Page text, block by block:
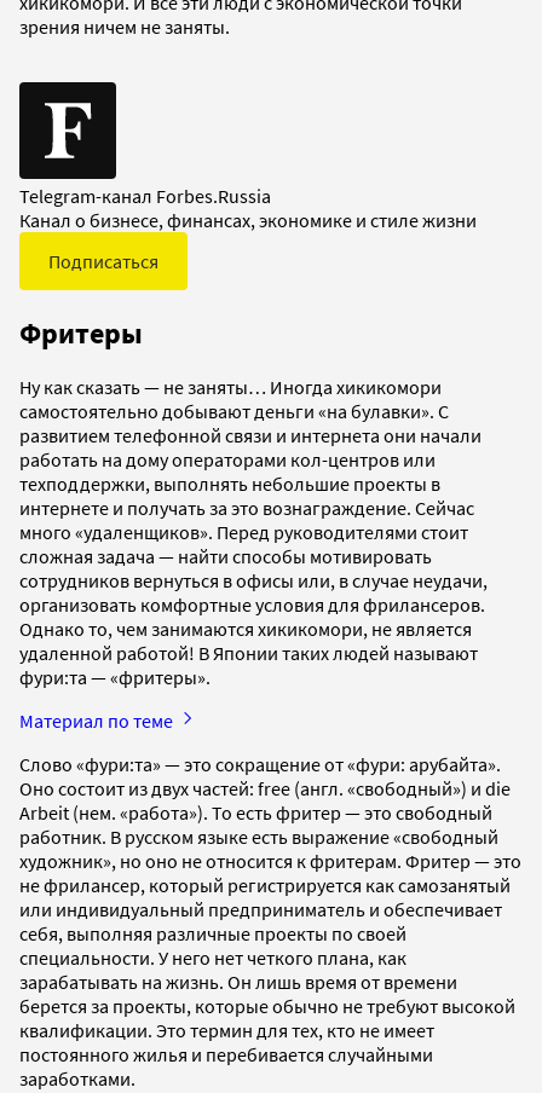
зрения ничем не заняты.
Telegram-канал Forbes.Russia
Канал о бизнесе, финансах, экономике и стиле жизни
Подписаться
Фритеры
Ну как сказать — не заняты… Иногда хикикомори
самостоятельно добывают деньги «на булавки». С
развитием телефонной связи и интернета они начали
работать на дому операторами кол-центров или
техподдержки, выполнять небольшие проекты в
интернете и получать за это вознаграждение. Сейчас
много «удаленщиков». Перед руководителями стоит
сложная задача — найти способы мотивировать
сотрудников вернуться в офисы или, в случае неудачи,
организовать комфортные условия для фрилансеров.
Однако то, чем занимаются хикикомори, не является
удаленной работой! В Японии таких людей называют
фури:та — «фритеры».
Материал по теме
Слово «фури:та» — это сокращение от «фури: арубайта».
Оно состоит из двух частей: free (англ. «свободный») и die
Arbeit (нем. «работа»). То есть фритер — это свободный
работник. В русском языке есть выражение «свободный
художник», но оно не относится к фритерам. Фритер — это
не фрилансер, который регистрируется как самозанятый
или индивидуальный предприниматель и обеспечивает
себя, выполняя различные проекты по своей
специальности. У него нет четкого плана, как
зарабатывать на жизнь. Он лишь время от времени
берется за проекты, которые обычно не требуют высокой
квалификации. Это термин для тех, кто не имеет
постоянного жилья и перебивается случайными
заработками.